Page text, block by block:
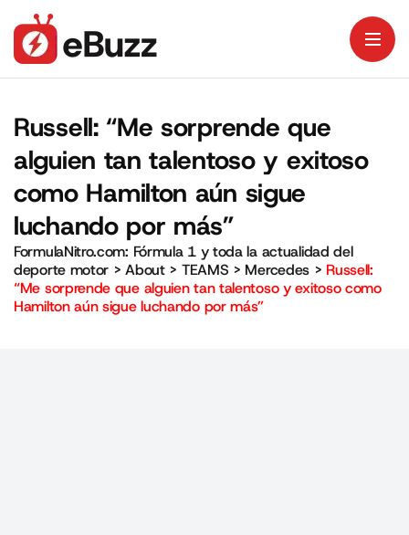
Russell: “Me sorprende que
alguien tan talentoso y exitoso
como Hamilton aún sigue
luchando por más”
FormulaNitro.com: Fórmula 1 y toda la actualidad del
deporte motor >About> TEAMS > Mercedes > Russell:
“Me sorprende que alguien tan talentoso y exitoso como
Hamilton aún sigue luchando por más”